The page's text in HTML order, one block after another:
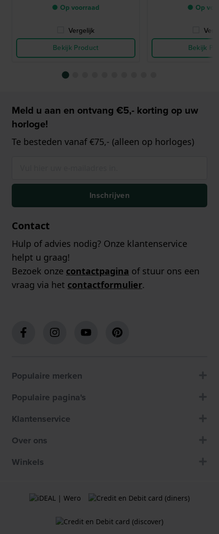
● Op voorraad
Vergelijk
Bekijk Product
● Op
Bekijk
Meld u aan en ontvang €5,- korting op uw
horloge!
Te besteden vanaf €75,- (alleen op horloges)
Inschrijven
Contact
Hulp of advies nodig? Onze klantenservice
helpt u graag!
Bezoek onze contactpagina of stuur ons een
vraag via het contactformulier.
Populaire merken
Populaire pagina's
Klantenservice
Over ons
Winkels